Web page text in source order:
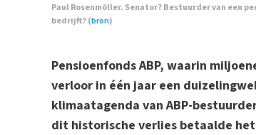
Paul Rosenmöller. Senator? Bestuurder van
bedrijft? (bron)
Pensioenfonds ABP, waarin
verloor in één jaar een
klimaatagenda van ABP-
dit historische verlies betaalde